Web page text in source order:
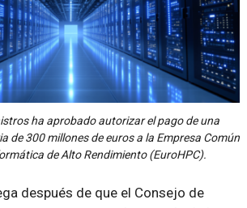
ha aprobado autorizar el pago de una
de 300 millones de euros a la Empresa Común
de Alto Rendimiento (EuroHPC).
después de que el Consejo de